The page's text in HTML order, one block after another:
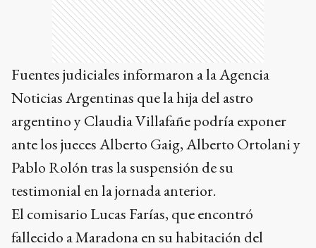
Fuentes judiciales informaron a la Agencia
Noticias Argentinas que la hija del astro
argentino y Claudia Villafañe podría exponer
ante los jueces Alberto Gaig, Alberto Ortolani y
Pablo Rolón tras la suspensión de su
testimonial en la jornada anterior.
El comisario Lucas Farías, que encontró
fallecido a Maradona en su habitación del